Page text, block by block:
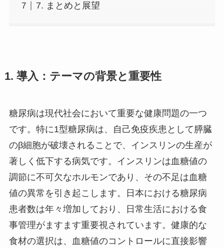
7. まとめと展望
1. 導入：テーマの背景と重要性
糖尿病は現代社会において重要な健康問題の一つ
です。特に1型糖尿病は、自己免疫疾患として膵臓
のβ細胞が破壊されることで、インスリンの生産が
著しく低下する病気です。インスリンは血糖値の
調節に不可欠なホルモンであり、その不足は血糖
値の異常を引き起こします。日本における糖尿病
患者数は年々増加しており、日常生活における食
事管理がますます重要視されています。健康的な
食材の選択は、血糖値のコントロールに直接影響